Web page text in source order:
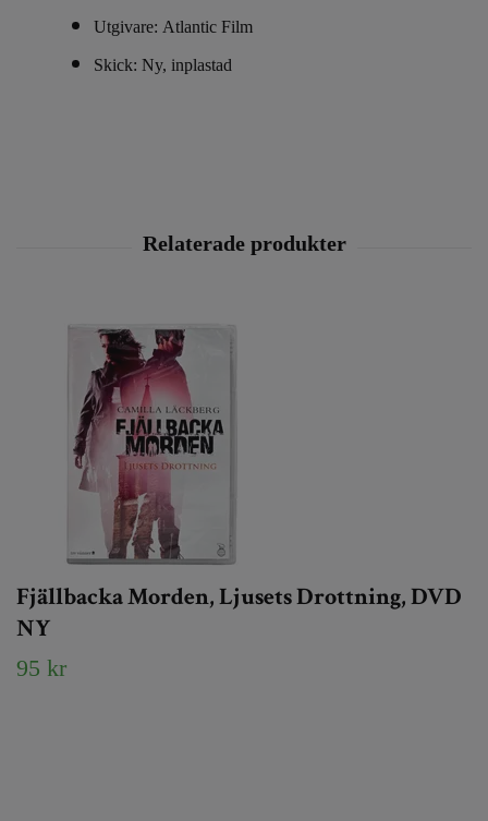
Utgivare: Atlantic Film
Skick: Ny, inplastad
Fjällbacka Morden, Ljusets Drottning, DVD
NY
95 kr